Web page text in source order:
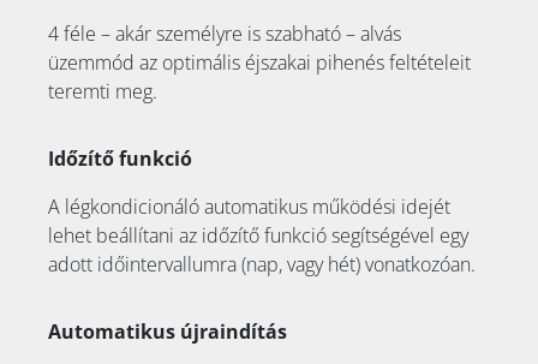
4 féle – akár személyre is szabható – alvás
üzemmód az optimális éjszakai pihenés feltételeit
teremti meg.
Időzítő funkció
A légkondicionáló automatikus működési idejét
lehet beállítani az időzítő funkció segítségével egy
adott időintervallumra (nap, vagy hét) vonatkozóan.
Automatikus újraindítás